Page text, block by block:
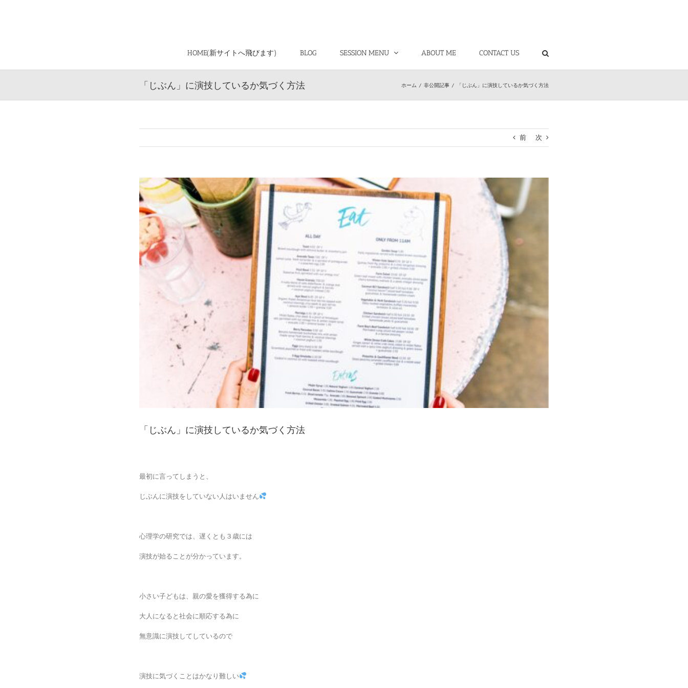
HOME(新サイトへ飛びます) BLOG SESSION MENU ABOUT ME CONTACT US
「じぶん」に演技しているか気づく方法 ホーム / 非公開記事 / 「じぶん」に演技しているか気づく方法
前 次
View
Larger
Image
「じぶん」に演技しているか気づく方法
最初に言ってしまうと、
じぶんに演技をしていない人はいません
心理学の研究では、遅くとも３歳には
演技が始ることが分かっています。
小さい子どもは、親の愛を獲得する為に
大人になると社会に順応する為に
無意識に演技してしているので
演技に気づくことはかなり難しい